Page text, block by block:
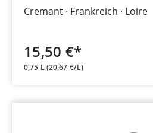
Cremant Frankreich Loire
15,50 €*
0,75 L(20,67 €/L)